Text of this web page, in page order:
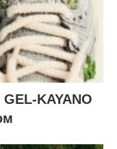
KAYANO